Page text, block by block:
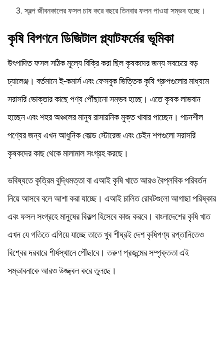
স্বল্প জীবনকালের ফসল চাষ করে বছরে তিনবার ফলন পাওয়া সম্ভব হচ্ছে।
কৃষি বিপণনে ডিজিটাল প্ল্যাটফর্মের ভূমিকা
উৎপাদিত ফসল সঠিক মূল্যে বিক্রি করা ছিল কৃষকদের জন্য সবচেয়ে বড়
চ্যালেঞ্জ। বর্তমানে ই-কমার্স এবং ফেসবুক ভিত্তিক কৃষি গ্রুপগুলোর মাধ্যমে
সরাসরি ভোক্তার কাছে পণ্য পৌঁছানো সম্ভব হচ্ছে। এতে কৃষক লাভবান
হচ্ছেন এবং শহর অঞ্চলের মানুষ রাসায়নিক মুক্ত খাবার পাচ্ছেন। পচনশীল
পণ্যের জন্য এখন আধুনিক কোল্ড স্টোরেজ এবং চেইন শপগুলো সরাসরি
কৃষকদের কাছ থেকে মালামাল সংগ্রহ করছে।
ভবিষ্যতে কৃত্রিম বুদ্ধিমত্তা বা এআই কৃষি খাতে আরও বৈপ্লবিক পরিবর্তন
নিয়ে আসবে বলে আশা করা যাচ্ছে। এআই চালিত রোবটগুলো আগাছা পরিষ্কার
এবং ফসল সংগ্রহে মানুষের বিকল্প হিসেবে কাজ করবে। বাংলাদেশের কৃষি খাত
এখন যে গতিতে এগিয়ে যাচ্ছে তাতে খুব শীঘ্রই দেশ কৃষিপণ্য রপ্তানিতেও
বিশ্বের দরবারে শীর্ষস্থানে পৌঁছাবে। তরুণ প্রজন্মের সম্পৃক্ততা এই
সম্ভাবনাকে আরও উজ্জ্বল করে তুলছে।